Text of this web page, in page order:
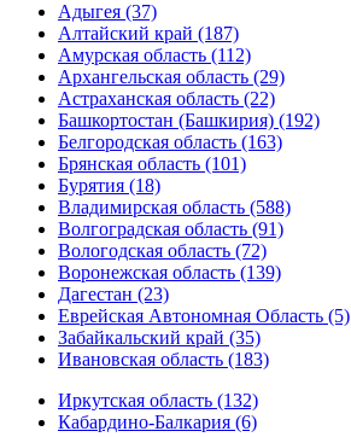
Адыгея (37)
Алтайский край (187)
Амурская область (112)
Архангельская область (29)
Астраханская область (22)
Башкортостан (Башкирия) (192)
Белгородская область (163)
Брянская область (101)
Бурятия (18)
Владимирская область (588)
Волгоградская область (91)
Вологодская область (72)
Воронежская область (139)
Дагестан (23)
Еврейская Автономная Область (5)
Забайкальский край (35)
Ивановская область (183)
Иркутская область (132)
Кабардино-Балкария (6)